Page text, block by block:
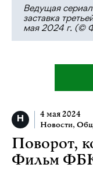
Ведущая
заставка
мая 2024 г. (©
4 мая 2024
Новости,
Поворот,
Фильм